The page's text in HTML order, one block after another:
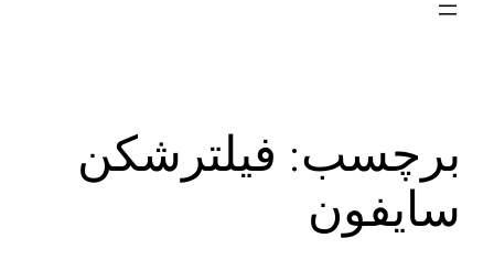
برچسب: فیلترشکن
سایفون